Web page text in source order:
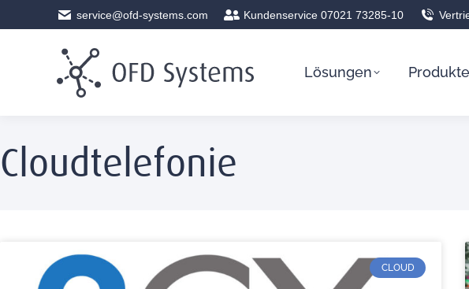
service@ofd-systems.com Kundenservice 07021 73285-10
Lösungen Produkte
Cloudtelefonie
CLOUD